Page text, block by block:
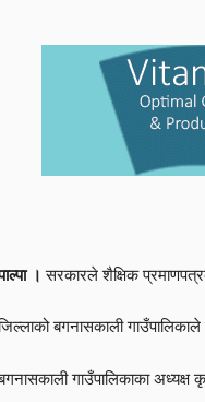
। सरकारले शैक्षिक
बगनासकाली
गाउँपालिकाका